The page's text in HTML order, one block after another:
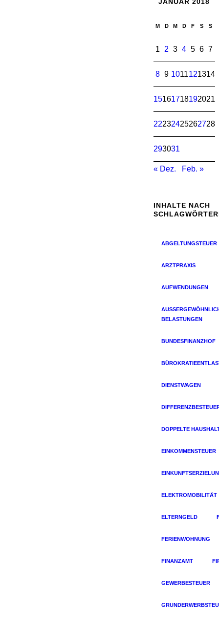
M D M D F S S
1 2 3 4 5 6 7
8 9 1011121314
15161718192021
22232425262728
293031
« Dez. Feb. »
INHALTE NACH
ABGELTUNGSTEUER
ARZTPRAXIS
AUFWENDUNGEN
ELASTUNGEN
BUNDESFINANZHOF
DIENSTWAGEN
DOPPELTE
EINKOMMENSTEUER
ELEKTROMOBILITÄT
ELTERNGELD
FERIENWOHNUNG
FINANZAMT
GEWERBESTEUER